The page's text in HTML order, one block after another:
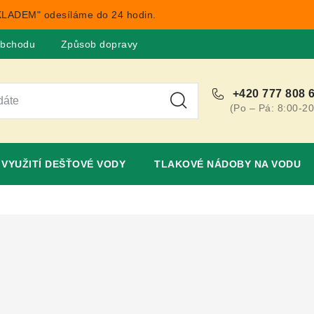
odesíláme do 24 hodin.
Způsob dopravy
+420 777 808
(Po – Pá: 8:00-
VYUŽITÍ DEŠŤOVÉ VODY TLAKOVÉ NÁDOBY NA VODU